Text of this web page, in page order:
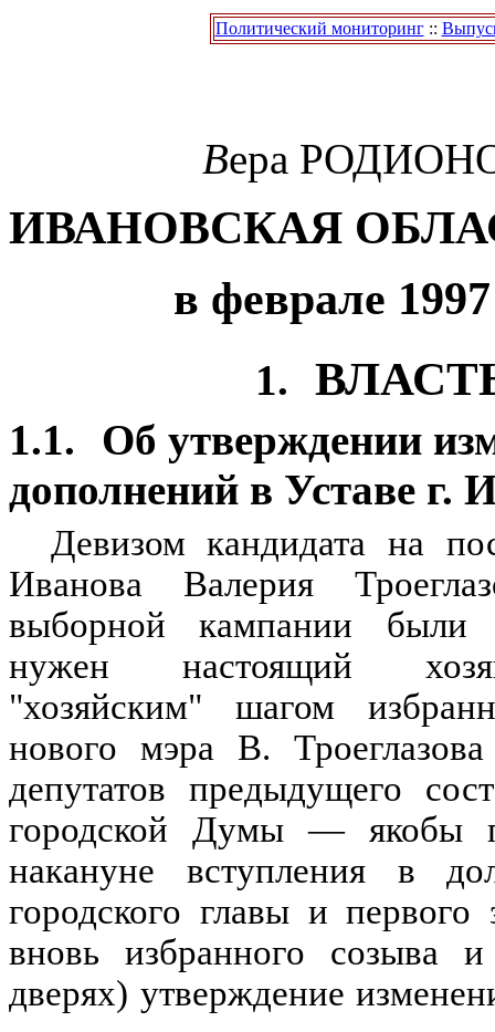
Политический мониторинг::
Вера
ИВАНОВСКАЯ
в феврале
1.
1.1.
Об утверждении
дополнений в Уставе г.
Девизом кандидата на
Иванова Валерия
выборной кампании были
нужен настоящий
"хозяйским" шагом
нового мэра В.
депутатов предыдущего
городской Думы — якобы
накануне вступления в
городского главы и
вновь избранного созыва
дверях) утверждение